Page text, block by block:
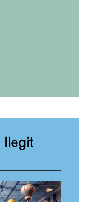
llegit